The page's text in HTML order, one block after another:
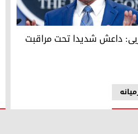
سخنگوی وزارت دفاع آمریکا
داعش شدیدا تحت مراقبت